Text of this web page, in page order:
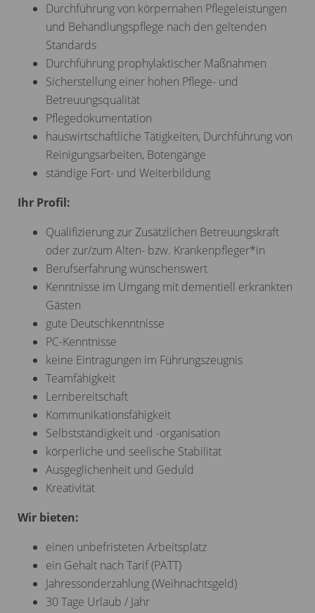
Durchführung von körpernahen Pflegeleistungen
und Behandlungspflege nach den geltenden
Standards
Durchführung prophylaktischer Maßnahmen
Sicherstellung einer hohen Pflege- und
Betreuungsqualität
Pflegedokumentation
hauswirtschaftliche Tätigkeiten, Durchführung von
Reinigungsarbeiten, Botengänge
ständige Fort- und Weiterbildung
Ihr Profil:
Qualifizierung zur Zusätzlichen Betreuungskraft
oder zur/zum Alten- bzw. Krankenpfleger*in
Berufserfahrung wünschenswert
Kenntnisse im Umgang mit dementiell erkrankten
Gästen
gute Deutschkenntnisse
PC-Kenntnisse
keine Eintragungen im Führungszeugnis
Teamfähigkeit
Lernbereitschaft
Kommunikationsfähigkeit
Selbstständigkeit und -organisation
körperliche und seelische Stabilität
Ausgeglichenheit und Geduld
Kreativität
Wir bieten:
einen unbefristeten Arbeitsplatz
ein Gehalt nach Tarif (PATT)
Jahressonderzahlung (Weihnachtsgeld)
30 Tage Urlaub / Jahr